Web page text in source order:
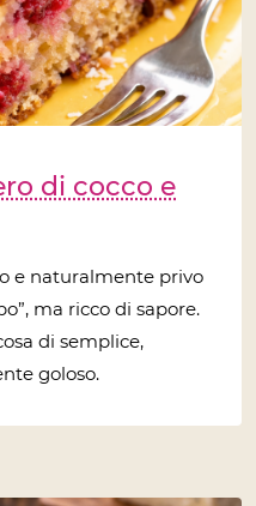
di cocco e
e naturalmente privo
ma ricco di sapore.
di semplice,
goloso.